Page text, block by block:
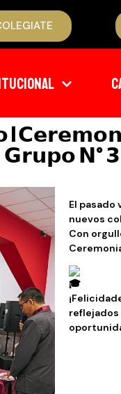
|
𝗚𝗿𝘂𝗽𝗼 𝗡° 𝟯
El pasado
nuevos
Con
reflejados